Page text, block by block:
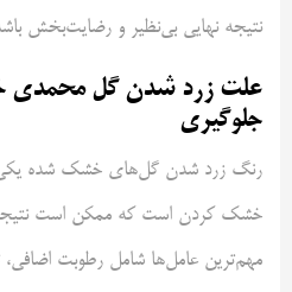
نتیجه نهایی بی‌نظیر و رضایت‌بخش
علت زرد شدن گل محمدی
جلوگیری
رنگ زرد شدن گل‌های خشک شده یکی
خشک کردن است که ممکن است نتیجه
مهم‌ترین عامل‌ها شامل رطوبت اضافی،